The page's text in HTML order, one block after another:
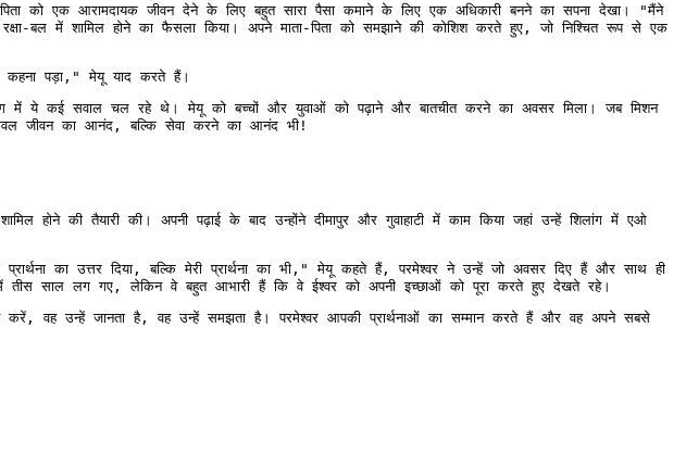
को एक आरामदायक जीवन देने के लिए बहुत सारा पैसा कमाने के लिए एक अधिकारी बनने का सपना देखा। "मैंने
बल में शामिल होने का फैसला किया। अपने माता-पिता को समझाने की कोशिश करते हुए, जो निश्चित रूप से एक
पड़ा," मेयू याद करते हैं।
में ये कई सवाल चल रहे थे। मेयू को बच्चों और युवाओं को पढ़ाने और बातचीत करने का अवसर मिला। जब मिशन
जीवन का आनंद, बल्कि सेवा करने का आनंद भी!
होने की तैयारी की। अपनी पढ़ाई के बाद उन्होंने दीमापुर और गुवाहाटी में काम किया जहां उन्हें शिलांग में एओ
का उत्तर दिया, बल्कि मेरी प्रार्थना का भी," मेयू कहते हैं, परमेश्वर ने उन्हें जो अवसर दिए हैं और साथ ही
में तीस साल लग गए, लेकिन वे बहुत आभारी हैं कि वे ईश्वर को अपनी इच्छाओं को पूरा करते हुए देखते रहे।
वह उन्हें जानता है, वह उन्हें समझता है। परमेश्वर आपकी प्रार्थनाओं का सम्मान करते हैं और वह अपने सबसे